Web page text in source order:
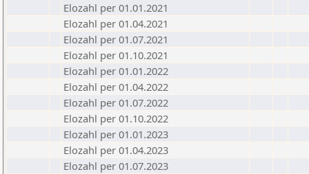
Elozahl per 01.01.2021
Elozahl per 01.04.2021
Elozahl per 01.07.2021
Elozahl per 01.10.2021
Elozahl per 01.01.2022
Elozahl per 01.04.2022
Elozahl per 01.07.2022
Elozahl per 01.10.2022
Elozahl per 01.01.2023
Elozahl per 01.04.2023
Elozahl per 01.07.2023